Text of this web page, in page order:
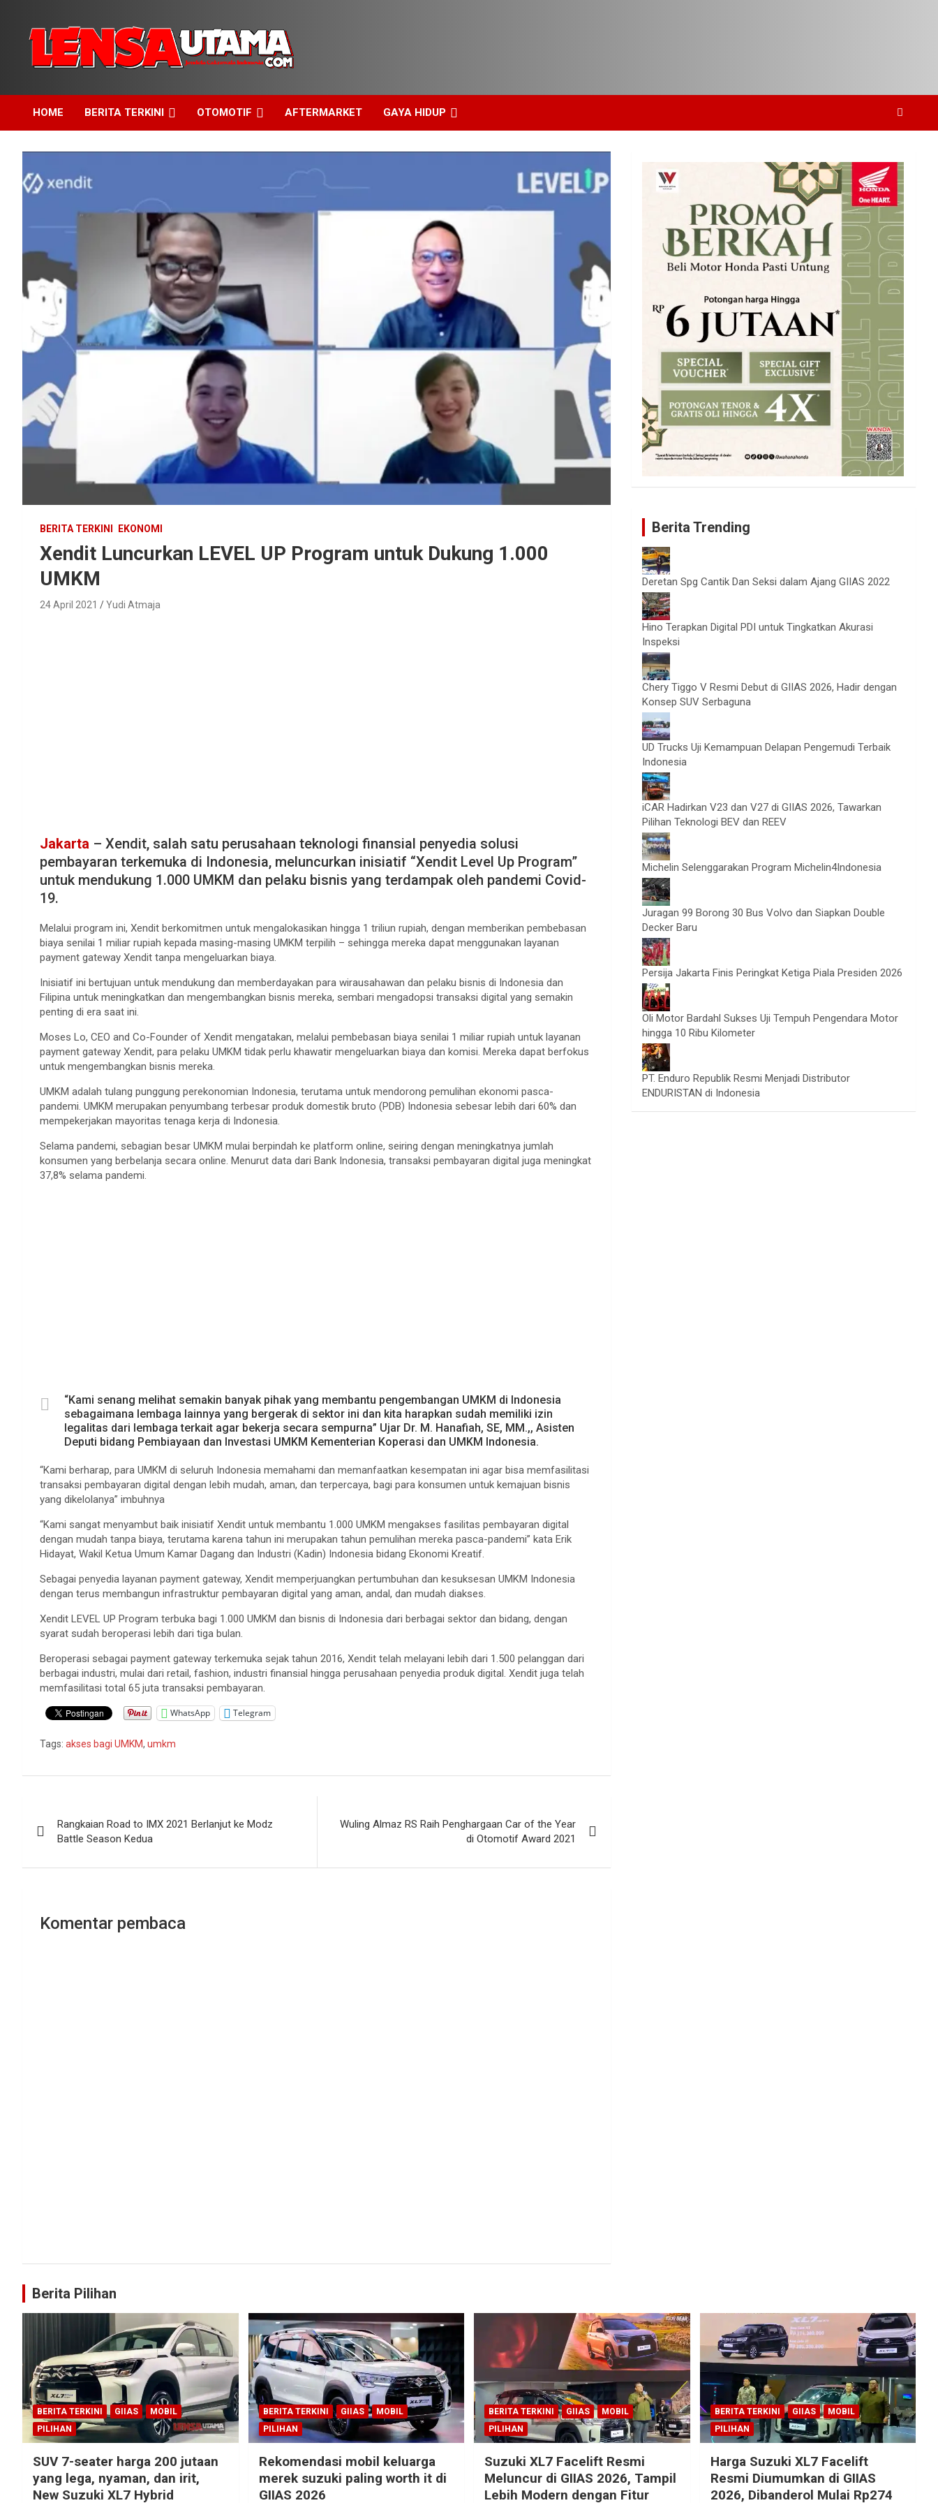
content
LensaUtama
HOME BERITA TERKINI OTOMOTIF AFTERMARKET GAYA HIDUP
BERITA TERKINI EKONOMI
Xendit Luncurkan LEVEL UP Program untuk Dukung 1.000
UMKM
24 April 2021 Yudi Atmaja
Jakarta – Xendit, salah satu perusahaan teknologi finansial penyedia solusi
pembayaran terkemuka di Indonesia, meluncurkan inisiatif “Xendit Level Up Program”
untuk mendukung 1.000 UMKM dan pelaku bisnis yang terdampak oleh pandemi Covid-
19.
Melalui program ini, Xendit berkomitmen untuk mengalokasikan hingga 1 triliun rupiah, dengan memberikan pembebasan
biaya senilai 1 miliar rupiah kepada masing-masing UMKM terpilih – sehingga mereka dapat menggunakan layanan
payment gateway Xendit tanpa mengeluarkan biaya.
Inisiatif ini bertujuan untuk mendukung dan memberdayakan para wirausahawan dan pelaku bisnis di Indonesia dan
Filipina untuk meningkatkan dan mengembangkan bisnis mereka, sembari mengadopsi transaksi digital yang semakin
penting di era saat ini.
Moses Lo, CEO and Co-Founder of Xendit mengatakan, melalui pembebasan biaya senilai 1 miliar rupiah untuk layanan
payment gateway Xendit, para pelaku UMKM tidak perlu khawatir mengeluarkan biaya dan komisi. Mereka dapat berfokus
untuk mengembangkan bisnis mereka.
UMKM adalah tulang punggung perekonomian Indonesia, terutama untuk mendorong pemulihan ekonomi pasca-
pandemi. UMKM merupakan penyumbang terbesar produk domestik bruto (PDB) Indonesia sebesar lebih dari 60% dan
mempekerjakan mayoritas tenaga kerja di Indonesia.
Selama pandemi, sebagian besar UMKM mulai berpindah ke platform online, seiring dengan meningkatnya jumlah
konsumen yang berbelanja secara online. Menurut data dari Bank Indonesia, transaksi pembayaran digital juga meningkat
37,8% selama pandemi.
“Kami senang melihat semakin banyak pihak yang membantu pengembangan UMKM di Indonesia
sebagaimana lembaga lainnya yang bergerak di sektor ini dan kita harapkan sudah memiliki izin
legalitas dari lembaga terkait agar bekerja secara sempurna” Ujar Dr. M. Hanafiah, SE, MM.,, Asisten
Deputi bidang Pembiayaan dan Investasi UMKM Kementerian Koperasi dan UMKM Indonesia.
“Kami berharap, para UMKM di seluruh Indonesia memahami dan memanfaatkan kesempatan ini agar bisa memfasilitasi
transaksi pembayaran digital dengan lebih mudah, aman, dan terpercaya, bagi para konsumen untuk kemajuan bisnis
yang dikelolanya” imbuhnya
“Kami sangat menyambut baik inisiatif Xendit untuk membantu 1.000 UMKM mengakses fasilitas pembayaran digital
dengan mudah tanpa biaya, terutama karena tahun ini merupakan tahun pemulihan mereka pasca-pandemi” kata Erik
Hidayat, Wakil Ketua Umum Kamar Dagang dan Industri (Kadin) Indonesia bidang Ekonomi Kreatif.
Sebagai penyedia layanan payment gateway, Xendit memperjuangkan pertumbuhan dan kesuksesan UMKM Indonesia
dengan terus membangun infrastruktur pembayaran digital yang aman, andal, dan mudah diakses.
Xendit LEVEL UP Program terbuka bagi 1.000 UMKM dan bisnis di Indonesia dari berbagai sektor dan bidang, dengan
syarat sudah beroperasi lebih dari tiga bulan.
Beroperasi sebagai payment gateway terkemuka sejak tahun 2016, Xendit telah melayani lebih dari 1.500 pelanggan dari
berbagai industri, mulai dari retail, fashion, industri finansial hingga perusahaan penyedia produk digital. Xendit juga telah
memfasilitasi total 65 juta transaksi pembayaran.
WhatsApp Telegram
Tags: akses bagi UMKM, umkm
pos
Rangkaian Road to IMX 2021 Berlanjut ke Modz
Battle Season Kedua
Wuling Almaz RS Raih Penghargaan Car of the Year
di Otomotif Award 2021
Komentar pembaca
Berita Trending
Deretan Spg Cantik Dan Seksi dalam Ajang GIIAS 2022
Hino Terapkan Digital PDI untuk Tingkatkan Akurasi
Inspeksi
Chery Tiggo V Resmi Debut di GIIAS 2026, Hadir dengan
Konsep SUV Serbaguna
UD Trucks Uji Kemampuan Delapan Pengemudi Terbaik
Indonesia
iCAR Hadirkan V23 dan V27 di GIIAS 2026, Tawarkan
Pilihan Teknologi BEV dan REEV
Michelin Selenggarakan Program Michelin4Indonesia
Juragan 99 Borong 30 Bus Volvo dan Siapkan Double
Decker Baru
Persija Jakarta Finis Peringkat Ketiga Piala Presiden 2026
Oli Motor Bardahl Sukses Uji Tempuh Pengendara Motor
hingga 10 Ribu Kilometer
PT. Enduro Republik Resmi Menjadi Distributor
ENDURISTAN di Indonesia
Berita Pilihan
BERITA TERKINI GIIAS
MOBIL
PILIHAN
SUV 7-seater harga 200 jutaan
yang lega, nyaman, dan irit,
New Suzuki XL7 Hybrid
BERITA TERKINI GIIAS
MOBIL
PILIHAN
Rekomendasi mobil keluarga
merek suzuki paling worth it di
GIIAS 2026
BERITA TERKINI GIIAS
MOBIL
PILIHAN
Suzuki XL7 Facelift Resmi
Meluncur di GIIAS 2026, Tampil
Lebih Modern dengan Fitur
BERITA TERKINI GIIAS
MOBIL
PILIHAN
Harga Suzuki XL7 Facelift
Resmi Diumumkan di GIIAS
2026, Dibanderol Mulai Rp274